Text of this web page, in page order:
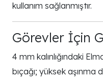
kullanım sağlanmıştır.
Görevler İçin
4 mm kalınlığındaki
bıçağı; yüksek aşınma